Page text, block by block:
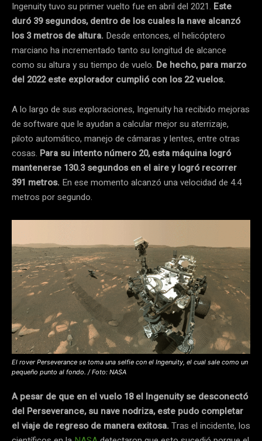
Ingenuity tuvo su primer vuelto fue en abril del 2021. Este
duró 39 segundos, dentro de los cuales la nave alcanzó
los 3 metros de altura. Desde entonces, el helicóptero
marciano ha incrementado tanto su longitud de alcance
como su altura y su tiempo de vuelo. De hecho, para marzo
del 2022 este explorador cumplió con los 22 vuelos.
A lo largo de sus exploraciones, Ingenuity ha recibido mejoras
de software que le ayudan a calcular mejor su aterrizaje,
piloto automático, manejo de cámaras y lentes, entre otras
cosas. Para su intento número 20, esta máquina logró
mantenerse 130.3 segundos en el aire y logró recorrer
391 metros. En ese momento alcanzó una velocidad de 4.4
metros por segundo.
El rover Perseverance se toma una selfie con el Ingenuity, el cual sale como un
pequeño punto al fondo. / Foto: NASA
A pesar de que en el vuelo 18 el Ingenuity se desconectó
del Perseverance, su nave nodriza, este pudo completar
el viaje de regreso de manera exitosa. Tras el incidente, los